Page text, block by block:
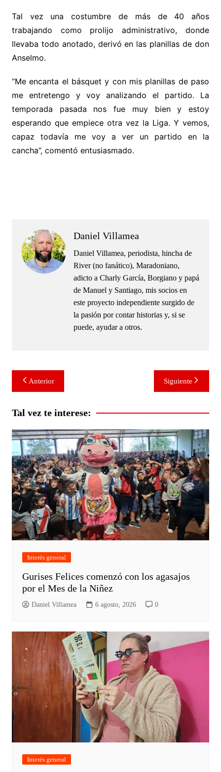
Tal vez una costumbre de más de 40 años
trabajando como prolijo administrativo, donde
llevaba todo anotado, derivó en las planillas de don
Anselmo.
“Me encanta el básquet y con mis planillas de paso
me entretengo y voy analizando el partido. La
temporada pasada nos fue muy bien y estoy
esperando que empiece otra vez la Liga. Y vemos,
capaz todavía me voy a ver un partido en la
cancha”, comentó entusiasmado.
Daniel Villamea
Daniel Villamea, periodista, hincha de
River (no fanático), Maradoniano,
adicto a Charly García, Borgiano y papá
de Manuel y Santiago, mis socios en
este proyecto independiente surgido de
la pasión por contar historias y, si se
puede, ayudar a otros.
Navegación
de
entradas
Anterior Siguiente
Tal vez te interese:
Interés general
Gurises Felices comenzó con los agasajos
por el Mes de la Niñez
Daniel Villamea 6 agosto, 2026 0
Interés general